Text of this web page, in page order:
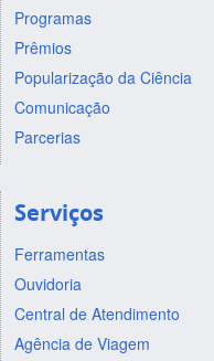
Programas
Prêmios
Popularização da Ciência
Comunicação
Parcerias
Serviços
Ferramentas
Ouvidoria
Central de Atendimento
Agência de Viagem